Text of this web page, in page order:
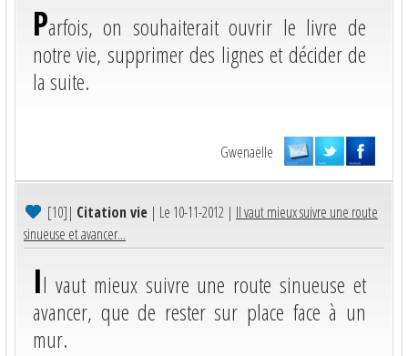
Parfois, on souhaiterait ouvrir le livre de
notre vie, supprimer des lignes et décider de
la suite.
Gwenaëlle
[10]| Citation vie | Le 10-11-2012 | Il vaut mieux suivre une route
sinueuse et avancer...
Il vaut mieux suivre une route sinueuse et
avancer, que de rester sur place face à un
mur.